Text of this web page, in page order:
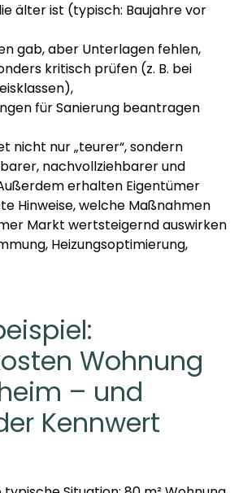
älter ist (typisch: Baujahre vor
gab, aber Unterlagen fehlen,
kritisch prüfen (z. B. bei
für Sanierung beantragen
nicht nur „teurer“, sondern
nachvollziehbarer und
erhalten Eigentümer
Hinweise, welche Maßnahmen
Markt wertsteigernd auswirken
Heizungsoptimierung,
Wohnung
– und
Kennwert